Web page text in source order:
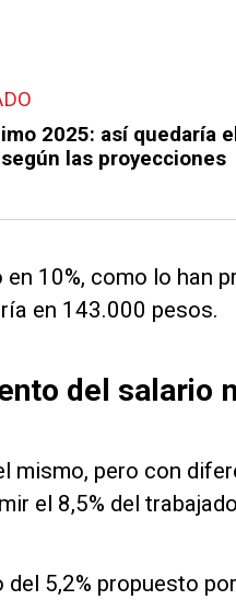
2025: así quedaría
las proyecciones
10%, como lo han
en 143.000 pesos.
del salario
mismo, pero con
el 8,5% del
5,2% propuesto